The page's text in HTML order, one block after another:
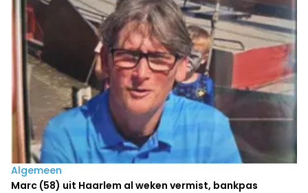
Algemeen
Marc (58) uit Haarlem al weken vermist, bankpas